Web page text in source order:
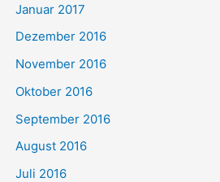
Januar 2017
Dezember 2016
November 2016
Oktober 2016
September 2016
August 2016
Juli 2016